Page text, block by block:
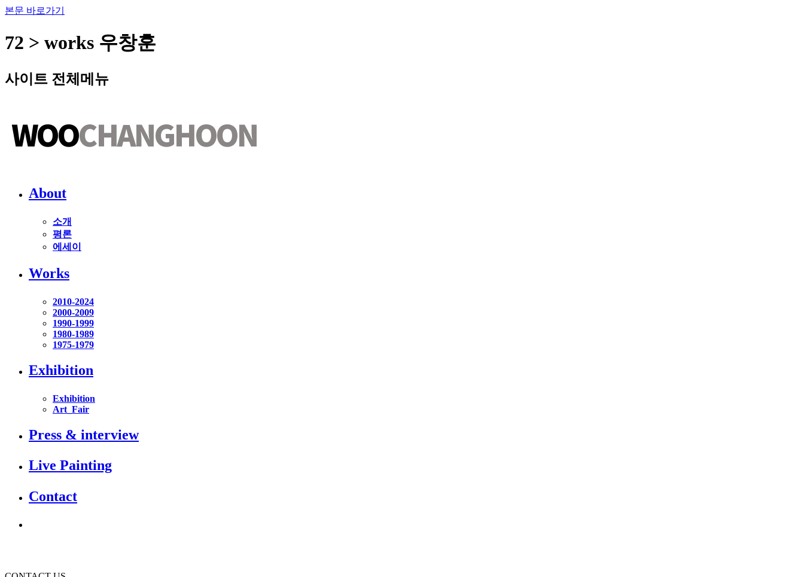
본문 바로가기
72 > works 우창훈
사이트 전체메뉴
About
소개
평론
에세이
Works
2010-2024
2000-2009
1990-1999
1980-1989
1975-1979
Exhibition
Exhibition
Art_Fair
Press & interview
Live Painting
Contact